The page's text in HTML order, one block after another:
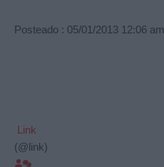
Posteado : 05/01/2013 12:06 am
Link
(@link)